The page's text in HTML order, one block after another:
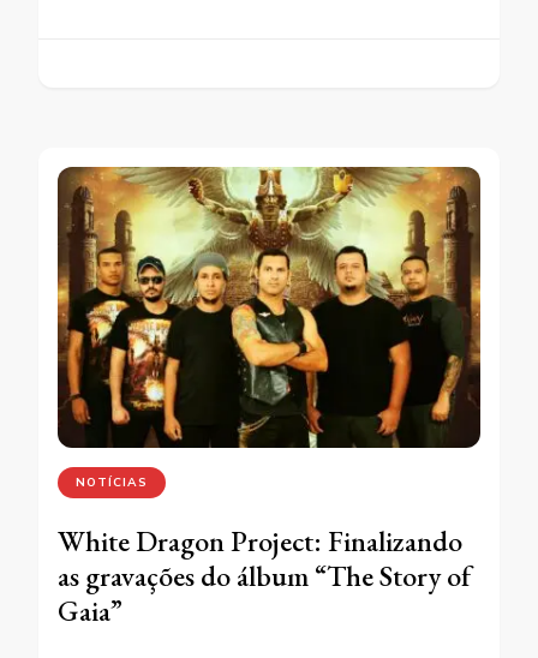
NOTÍCIAS
White Dragon Project: Finalizando
as gravações do álbum “The Story of
Gaia”